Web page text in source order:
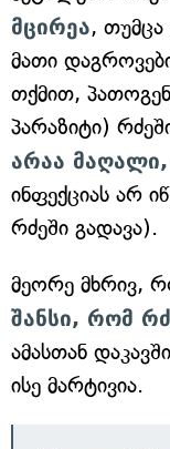
მცირეა,
მათი
თქმით,
პარაზიტი)
არაა მაღალი,
ინფექციას არ
რძეში გადავა).
მეორე მხრივ,
შანსი, რომ
ამასთან
ისე მარტივია.